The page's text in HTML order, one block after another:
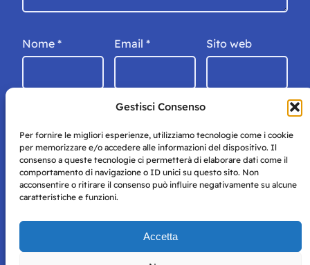
Gestisci Consenso
Per fornire le migliori esperienze, utilizziamo tecnologie come i cookie
per memorizzare e/o accedere alle informazioni del dispositivo. Il
consenso a queste tecnologie ci permetterà di elaborare dati come il
comportamento di navigazione o ID unici su questo sito. Non
acconsentire o ritirare il consenso può influire negativamente su alcune
caratteristiche e funzioni.
Accetta
Nome * Email * Sito web
Storie di Napoli è una testata registrata presso il tribunale di